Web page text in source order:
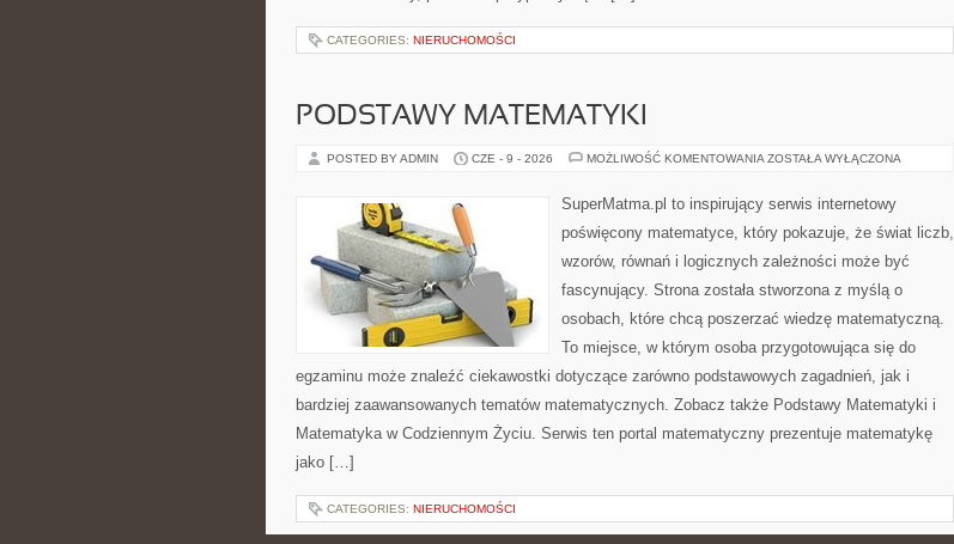
CATEGORIES: NIERUCHOMOŚCI
PODSTAWY MATEMATYKI
POSTED BY ADMIN CZE - 9 - 2026 MOŻLIWOŚĆ KOMENTOWANIA PODSTAWY
ZOSTAŁA WYŁĄCZONA
SuperMatma.pl to inspirujący serwis internetowy
poświęcony matematyce, który pokazuje, że świat liczb,
wzorów, równań i logicznych zależności może być
fascynujący. Strona została stworzona z myślą o
osobach, które chcą poszerzać wiedzę matematyczną.
To miejsce, w którym osoba przygotowująca się do
egzaminu może znaleźć ciekawostki dotyczące zarówno podstawowych zagadnień, jak i
bardziej zaawansowanych tematów matematycznych. Zobacz także Podstawy Matematyki i
Matematyka w Codziennym Życiu. Serwis ten portal matematyczny prezentuje matematykę
jako […]
CATEGORIES: NIERUCHOMOŚCI